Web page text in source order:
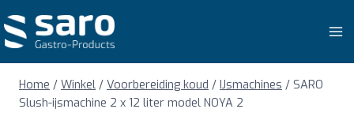
naar
inhoud
Home / Winkel / Voorbereiding koud / IJsmachines / SARO
Slush-ijsmachine 2 x 12 liter model NOYA 2